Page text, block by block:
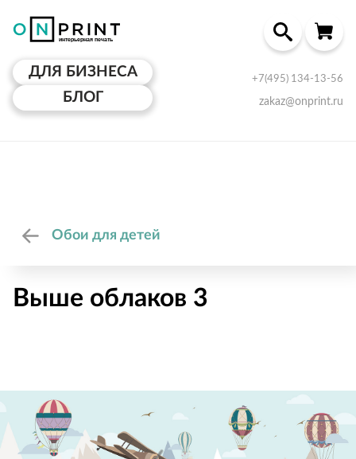
ДЛЯ БИЗНЕСА
БЛОГ
+7(495) 134-13-56
zakaz@onprint.ru
Обои для детей
Выше облаков 3